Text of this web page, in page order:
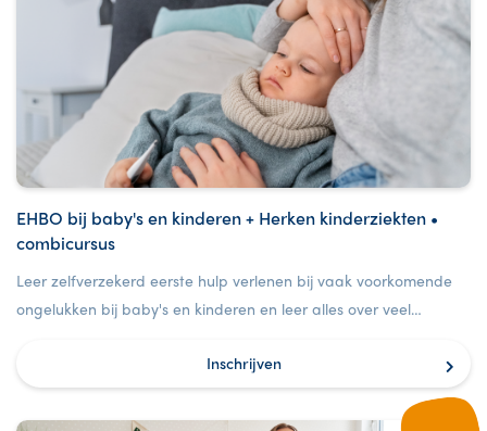
EHBO bij baby's en kinderen + Herken kinderziekten •
combicursus
Leer zelfverzekerd eerste hulp verlenen bij vaak voorkomende
ongelukken bij baby's en kinderen en leer alles over veel
Inschrijven